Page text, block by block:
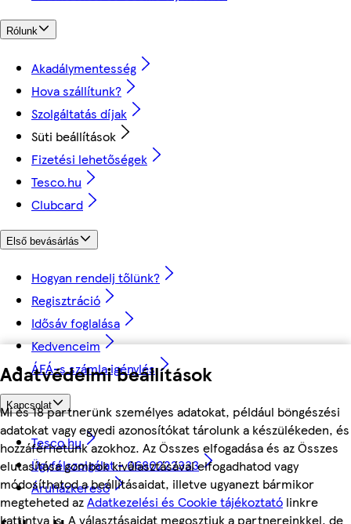
Adatvédelmi beállítások
Mi és 18 partnerünk személyes adatokat, például böngészési
adatokat vagy egyedi azonosítókat tárolunk a készülékeden, és
hozzáférhetünk azokhoz. Az Összes elfogadása és az Összes
elutasítása gombok kiválasztásával elfogadhatod vagy
módosíthatod a beállításaidat, illetve ugyanezt bármikor
megteheted azAdatkezelési és Cookie tájékoztató linkre
kattintva is. A választásaidat megosztjuk a partnereinkkel, de
Rólunk
Akadálymentesség
Hova szállítunk?
Szolgáltatás díjak
Süti beállítások
Fizetési lehetőségek
Tesco.hu
Clubcard
Első bevásárlás
Hogyan rendelj tőlünk?
Regisztráció
Idősáv foglalása
Kedvenceim
ÁFÁ-s számla igénylés
Kapcsolat
Tesco.hu
Ügyfélszolgálat - 0680222333
Áruházkereső